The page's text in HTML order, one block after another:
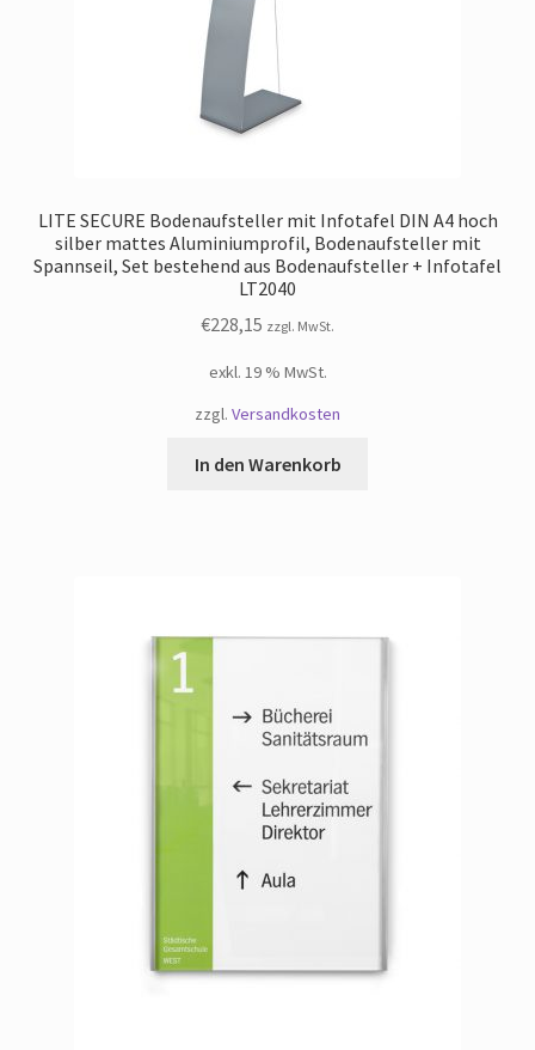
LITE SECURE Bodenaufsteller mit Infotafel DIN A4 hoch
silber mattes Aluminiumprofil, Bodenaufsteller mit
Spannseil, Set bestehend aus Bodenaufsteller + Infotafel
LT2040
€228,15 zzgl. MwSt.
exkl. 19 % MwSt.
zzgl. Versandkosten
In den Warenkorb